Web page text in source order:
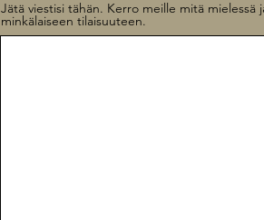
Jätä viestisi tähän. Kerro meille mitä mielessä
minkälaiseen tilaisuuteen.